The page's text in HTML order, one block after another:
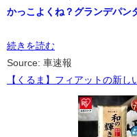
かっこよくね？グランデパン
続きを読む
Source: 車速報
【くるま】フィアットの新し